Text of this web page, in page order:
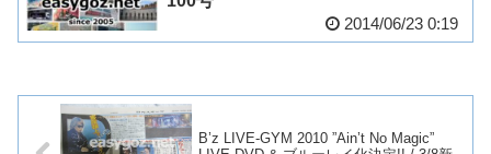
2014/06/23 0:19
B’z LIVE-GYM 2010 ”Ain’t No Magic”